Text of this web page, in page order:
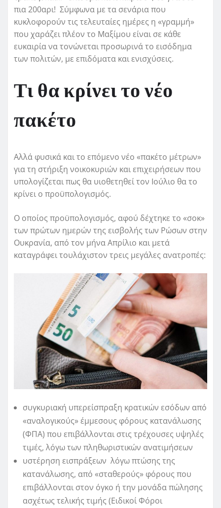
πια 200αρι! Σύμφωνα με τα σενάρια που
κυκλοφορούν τις τελευταίες ημέρες η «γραμμή»
που χαράζει πλέον το Μαξίμου είναι σε κάθε
ευκαιρία να τονώνεται προσωρινά το εισόδημα
των πολιτών, με επιδόματα και ενισχύσεις.
Τι θα κρίνει το νέο
πακέτο
Αλλά φυσικά και το επόμενο νέο «πακέτο μέτρων»
για τη στήριξη νοικοκυριών και επιχειρήσεων που
υπολογίζεται πως θα υιοθετηθεί τον Ιούλιο θα το
κρίνει ο προϋπολογισμός.
Ο οποίος προϋπολογισμός, αφού δέχτηκε το «σοκ»
των πρώτων ημερών της εισβολής των Ρώσων στην
Ουκρανία, από τον μήνα Απρίλιο και μετά
καταγράφει τουλάχιστον τρεις μεγάλες ανατροπές:
συγκυριακή υπερείσπραξη κρατικών εσόδων από
«αναλογικούς» έμμεσους φόρους κατανάλωσης
(ΦΠΑ) που επιβάλλονται στις τρέχουσες υψηλές
τιμές, λόγω των πληθωριστικών ανατιμήσεων
υστέρηση εισπράξεων λόγω πτώσης της
κατανάλωσης, από «σταθερούς» φόρους που
επιβάλλονται στον όγκο ή την μονάδα πώλησης
ασχέτως τελικής τιμής (Ειδικοί Φόροι